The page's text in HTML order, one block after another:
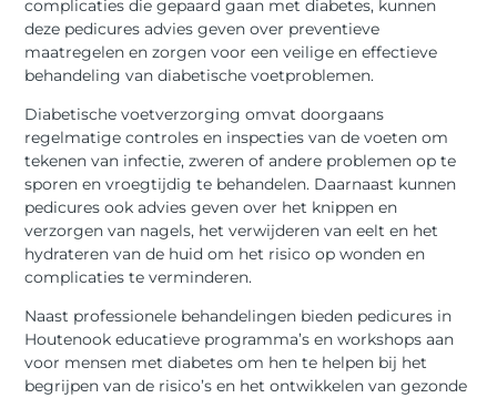
complicaties die gepaard gaan met diabetes, kunnen
deze pedicures advies geven over preventieve
maatregelen en zorgen voor een veilige en effectieve
behandeling van diabetische voetproblemen.
Diabetische voetverzorging omvat doorgaans
regelmatige controles en inspecties van de voeten om
tekenen van infectie, zweren of andere problemen op te
sporen en vroegtijdig te behandelen. Daarnaast kunnen
pedicures ook advies geven over het knippen en
verzorgen van nagels, het verwijderen van eelt en het
hydrateren van de huid om het risico op wonden en
complicaties te verminderen.
Naast professionele behandelingen bieden pedicures in
Houtenook educatieve programma’s en workshops aan
voor mensen met diabetes om hen te helpen bij het
begrijpen van de risico’s en het ontwikkelen van gezonde